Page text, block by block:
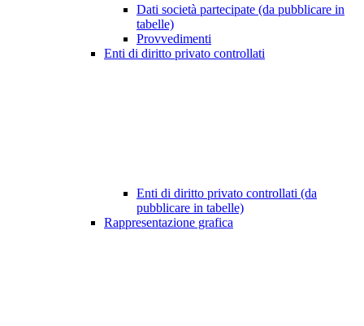
Dati società partecipate (da pubblicare in
tabelle)
Provvedimenti
Enti di diritto privato controllati
Enti di diritto privato controllati (da
pubblicare in tabelle)
Rappresentazione grafica